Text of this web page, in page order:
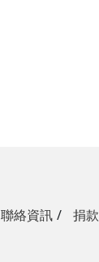
聯絡資訊 捐款